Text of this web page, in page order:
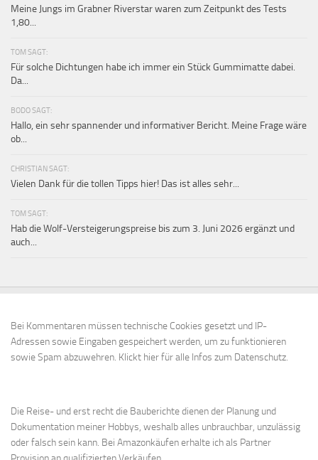
Meine Jungs im Grabner Riverstar waren zum Zeitpunkt des Tests
1,80...
TOM SAGT:
Für solche Dichtungen habe ich immer ein Stück Gummimatte dabei.
Da...
BODO SAGT:
Hallo, ein sehr spannender und informativer Bericht. Meine Frage wäre
ob...
CHRISTIAN SAGT:
Vielen Dank für die tollen Tipps hier! Das ist alles sehr...
TOM SAGT:
Hab die Wolf-Versteigerungspreise bis zum 3. Juni 2026 ergänzt und
auch...
Bei Kommentaren müssen technische Cookies gesetzt und IP-
Adressen sowie Eingaben gespeichert werden, um zu funktionieren
sowie Spam abzuwehren. Klickt hier für alle Infos zum Datenschutz.
Die Reise- und erst recht die Bauberichte dienen der Planung und
Dokumentation meiner Hobbys, weshalb alles unbrauchbar, unzulässig
oder falsch sein kann. Bei Amazonkäufen erhalte ich als Partner